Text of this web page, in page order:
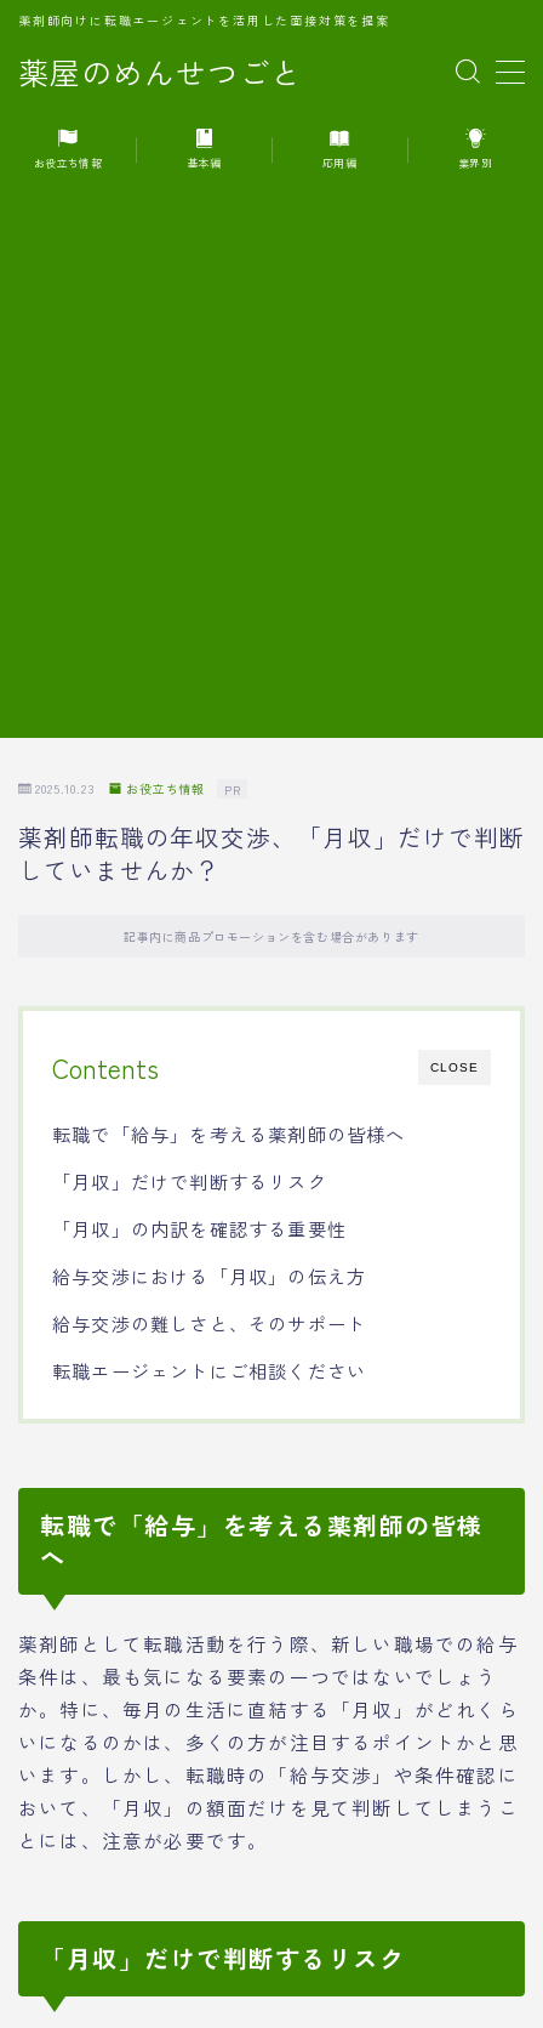
薬屋のめんせつごと
薬剤師向けに転職エージェントを活用した面接対策を提案
MENU
1.転職エージェントとは何か？
お役立ち情報 基本編 応用編 業界別
2025.10.23 お役立ち情報 PR
薬剤師転職の年収交渉、「月収」だけで判断
していませんか？
記事内に商品プロモーションを含む場合があります
CLOSE
Contents
転職で「給与」を考える薬剤師の皆様へ
「月収」だけで判断するリスク
「月収」の内訳を確認する重要性
給与交渉における「月収」の伝え方
給与交渉の難しさと、そのサポート
転職エージェントにご相談ください
転職で「給与」を考える薬剤師の皆様
へ
薬剤師として転職活動を行う際、新しい職場での給与
条件は、最も気になる要素の一つではないでしょう
か。特に、毎月の生活に直結する「月収」がどれくら
いになるのかは、多くの方が注目するポイントかと思
います。しかし、転職時の「給与交渉」や条件確認に
おいて、「月収」の額面だけを見て判断してしまうこ
とには、注意が必要です。
「月収」だけで判断するリスク